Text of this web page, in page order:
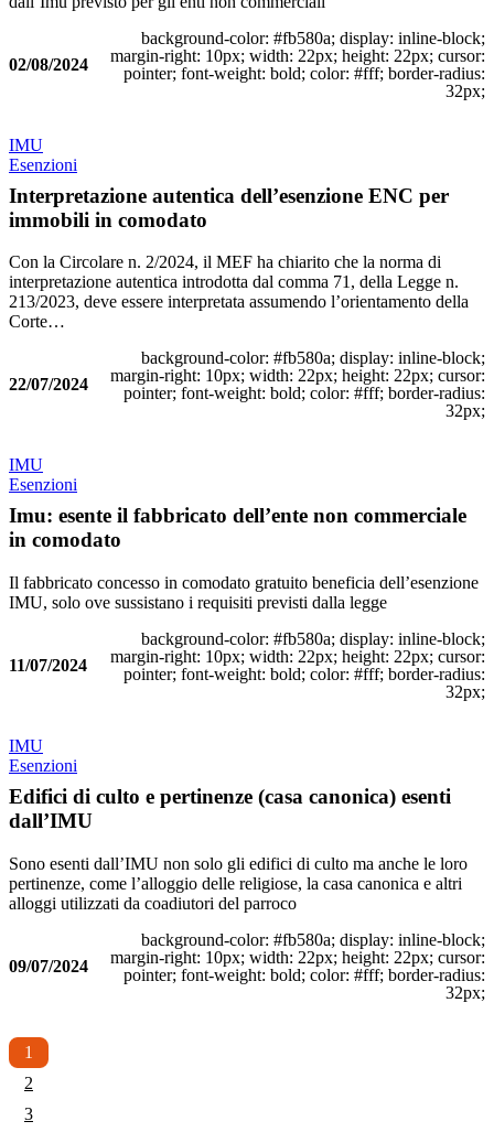
02/08/2024
background-color: #fb580a; display: inline-block;
margin-right: 10px; width: 22px; height: 22px; cursor:
pointer; font-weight: bold; color: #fff; border-radius:
32px;
IMU
Esenzioni
Interpretazione autentica dell’esenzione ENC per
immobili in comodato
Con la Circolare n. 2/2024, il MEF ha chiarito che la norma di
interpretazione autentica introdotta dal comma 71, della Legge n.
213/2023, deve essere interpretata assumendo l’orientamento della
Corte…
22/07/2024
background-color: #fb580a; display: inline-block;
margin-right: 10px; width: 22px; height: 22px; cursor:
pointer; font-weight: bold; color: #fff; border-radius:
32px;
IMU
Esenzioni
Imu: esente il fabbricato dell’ente non commerciale
in comodato
Il fabbricato concesso in comodato gratuito beneficia dell’esenzione
IMU, solo ove sussistano i requisiti previsti dalla legge
11/07/2024
background-color: #fb580a; display: inline-block;
margin-right: 10px; width: 22px; height: 22px; cursor:
pointer; font-weight: bold; color: #fff; border-radius:
32px;
IMU
Esenzioni
Edifici di culto e pertinenze (casa canonica) esenti
dall’IMU
Sono esenti dall’IMU non solo gli edifici di culto ma anche le loro
pertinenze, come l’alloggio delle religiose, la casa canonica e altri
alloggi utilizzati da coadiutori del parroco
09/07/2024
background-color: #fb580a; display: inline-block;
margin-right: 10px; width: 22px; height: 22px; cursor:
pointer; font-weight: bold; color: #fff; border-radius:
32px;
1
2
3